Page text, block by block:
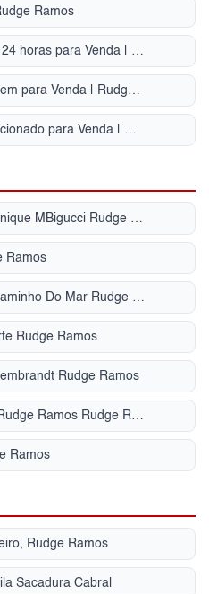
Ramos
Apartamento com portaria 24 horas para Venda | Rudge Ramos
Apartamento hidromassagem para Venda | Rudge Ramos
Apartamento com ar condicionado para Venda | Rudge Ramos
Condomínio Residencial Unique MBigucci Rudge Ramos
Ramos
Condomínio Residencial Caminho Do Mar Rudge Ramos
Rudge Ramos
Rudge Ramos
Condomínio Living Magic Rudge Ramos Rudge Ramos
Ramos
Rudge Ramos
Sacadura Cabral